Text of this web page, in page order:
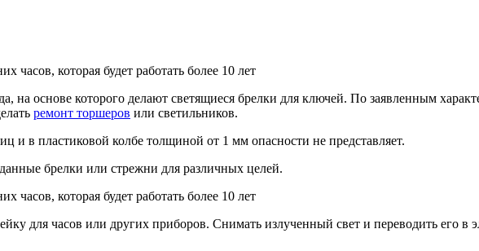
основе которого делают светящиеся брелки для ключей. По заявленным
ремонт торшеров или светильников.
и в пластиковой колбе толщиной от 1 мм опасности не представляет.
брелки или стрежни для различных целей.
для часов или других приборов. Снимать излученный свет и переводить его